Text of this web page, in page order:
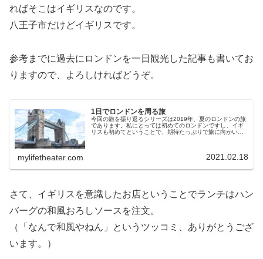
ればそこはイギリスなのです。
八王子市だけどイギリスです。
参考までに過去にロンドンを一日観光した記事も書いてお
りますので、よろしければどうぞ。
1日でロンドンを周る旅
今回の旅を振り返るシリーズは2019年、夏のロンドンの旅
であります。私にとっては初めてのロンドンですし、イギ
リスも初めてということで、期待たっぷりで旅に向かいま
mylifetheater.com 2021.02.18
さて、イギリスを意識したお店ということでランチはハン
バーグの和風おろしソースを注文。
（「なんで和風やねん」というツッコミ、ありがとうござ
います。）